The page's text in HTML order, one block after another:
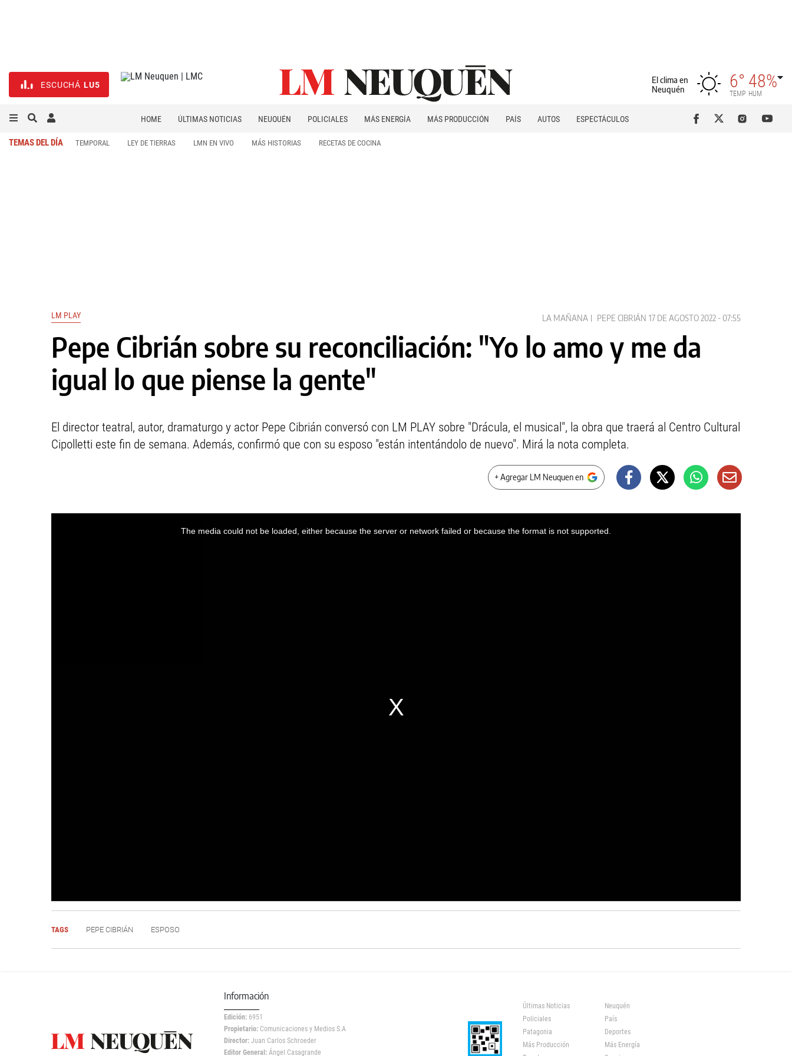
ESCUCHÁ LU5
El clima en
Neuquén
6°
TEMP
48%
HUM
HOME ÚLTIMAS NOTICIAS NEUQUÉN POLICIALES MÁS ENERGÍA MÁS PRODUCCIÓN PAÍS AUTOS
ESPECTÁCULOS
TEMAS DEL DÍA TEMPORAL LEY DE TIERRAS LMN EN VIVO MÁS HISTORIAS RECETAS DE COCINA
LM PLAY LA MAÑANA PEPE CIBRIÁN 17 DE AGOSTO 2022 - 07:55
Pepe Cibrián sobre su reconciliación: "Yo lo amo y me da
igual lo que piense la gente"
El director teatral, autor, dramaturgo y actor Pepe Cibrián conversó con LM PLAY sobre "Drácula, el musical", la obra que traerá al Centro Cultural
Cipolletti este fin de semana. Además, confirmó que con su esposo "están intentándolo de nuevo". Mirá la nota completa.
+ Agregar LM Neuquen en
The media could not be loaded, either because the server or network failed or because the format is not supported.
TAGS PEPE CIBRIÁN ESPOSO
Información
Edición:6951
Propietario:Comunicaciones y Medios S.A
Director: Juan Carlos Schroeder
Editor General:Ángel Casagrande
Últimas Noticias
Neuquén
Policiales
País
Patagonia
Deportes
Más Producción
Más Energía